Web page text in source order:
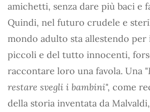
amichetti, senza dare più baci e
Quindi, nel futuro crudele e
mondo adulto sta allestendo
piccoli e del tutto innocenti,
raccontare loro una favola. Una "
restare svegli i bambini", come
della storia inventata da